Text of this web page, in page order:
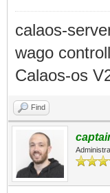
calaos-
wago
Calaos-os
Find